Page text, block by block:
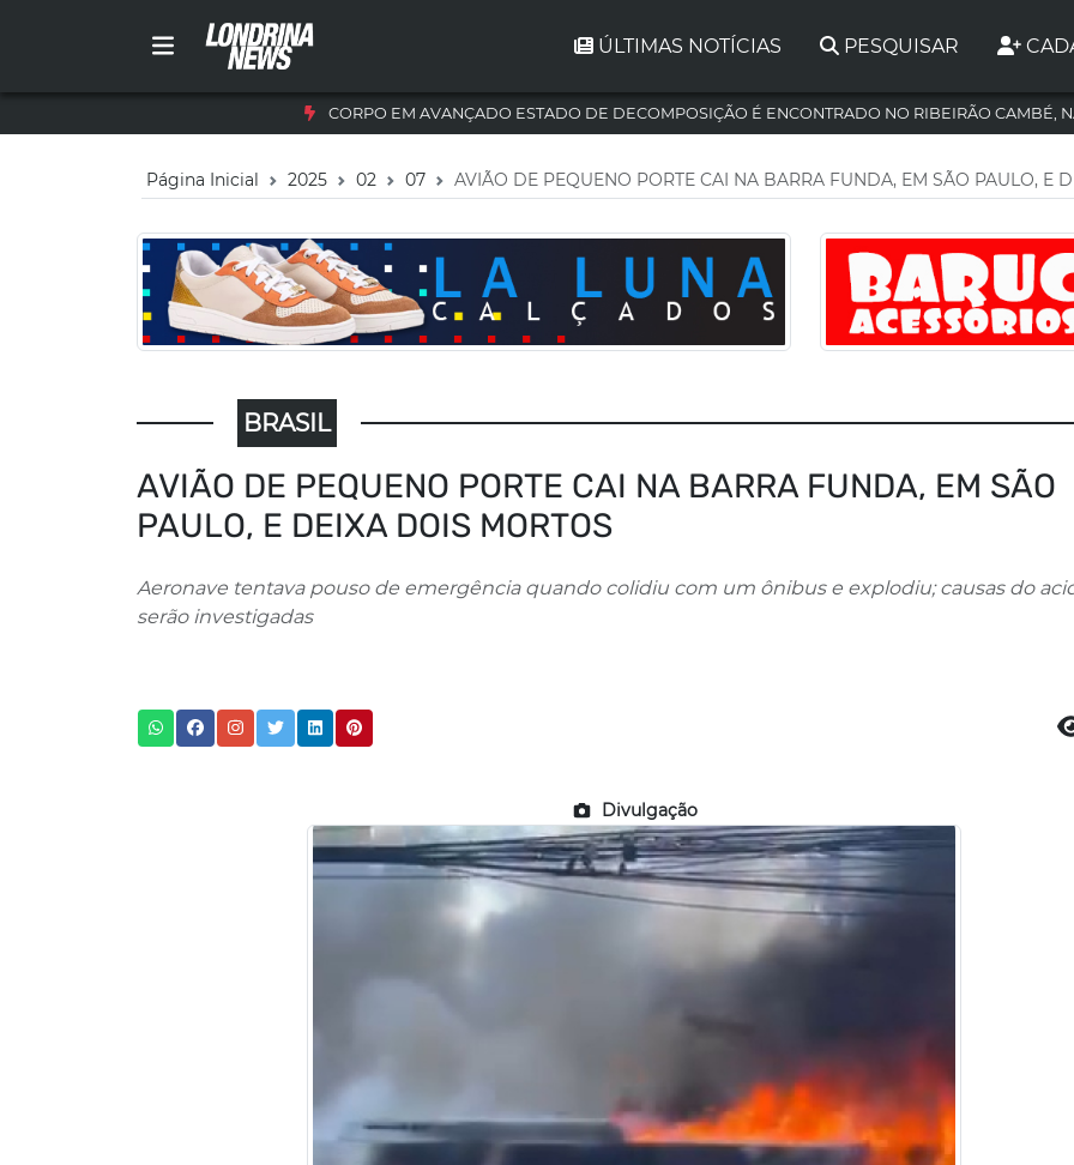
ÚLTIMAS NOTÍCIAS PESQUISAR
CORPO EM AVANÇADO ESTADO DE DECOMPOSIÇÃO É ENCONTRADO NO RIBEIRÃO CAMBÉ,
Página Inicial 2025 02 07 AVIÃO DE PEQUENO PORTE CAI NA BARRA FUNDA, EM SÃO PAULO, E
BRASIL
AVIÃO DE PEQUENO PORTE CAI NA BARRA FUNDA, EM SÃO
PAULO, E DEIXA DOIS MORTOS
Aeronave tentava pouso de emergência quando colidiu com um ônibus e explodiu; causas do
serão investigadas
Divulgação